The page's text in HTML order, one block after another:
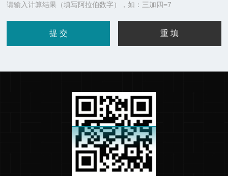
请输入计算结果（填写阿拉伯数字），如：三加四=7